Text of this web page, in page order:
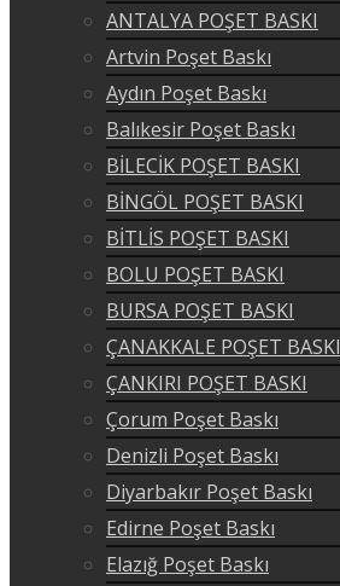
ANTALYA POŞET BASKI
Artvin Poşet Baskı
Aydın Poşet Baskı
Balıkesir Poşet Baskı
BİLECİK POŞET BASKI
BİNGÖL POŞET BASKI
BİTLİS POŞET BASKI
BOLU POŞET BASKI
BURSA POŞET BASKI
ÇANAKKALE POŞET BASKI
ÇANKIRI POŞET BASKI
Çorum Poşet Baskı
Denizli Poşet Baskı
Diyarbakır Poşet Baskı
Edirne Poşet Baskı
Elazığ Poşet Baskı